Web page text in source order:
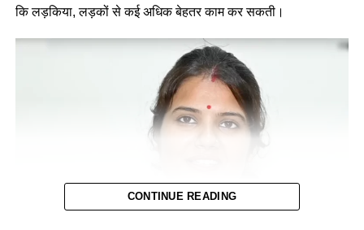
कि लड़किया, लड़कों से कई अधिक बेहतर काम कर सकती।
CONTINUE READING